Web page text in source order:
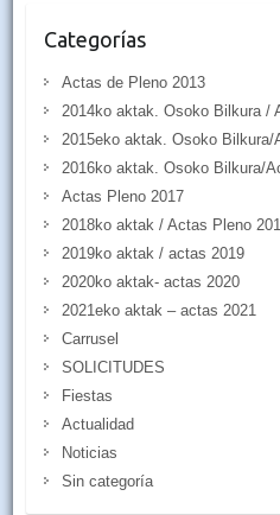
Categorías
Actas de Pleno 2013
2014ko aktak. Osoko Bilkura /
2015eko aktak. Osoko Bilkura/
2016ko aktak. Osoko Bilkura/
Actas Pleno 2017
2018ko aktak / Actas Pleno
2019ko aktak / actas 2019
2020ko aktak- actas 2020
2021eko aktak – actas 2021
Carrusel
SOLICITUDES
Fiestas
Actualidad
Noticias
Sin categoría